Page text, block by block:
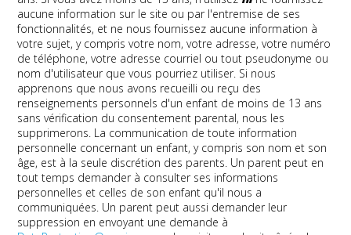
aucune information sur le site ou par l'entremise de ses
fonctionnalités, et ne nous fournissez aucune information à
votre sujet, y compris votre nom, votre adresse, votre numéro
de téléphone, votre adresse courriel ou tout pseudonyme ou
nom d'utilisateur que vous pourriez utiliser. Si nous
apprenons que nous avons recueilli ou reçu des
renseignements personnels d'un enfant de moins de 13 ans
sans vérification du consentement parental, nous les
supprimerons. La communication de toute information
personnelle concernant un enfant, y compris son nom et son
âge, est à la seule discrétion des parents. Un parent peut en
tout temps demander à consulter ses informations
personnelles et celles de son enfant qu'il nous a
communiquées. Un parent peut aussi demander leur
suppression en envoyant une demande à